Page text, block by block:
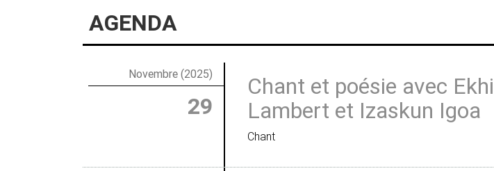
AGENDA
Novembre (2025)
29
Chant et poésie avec Ekhi
Lambert et Izaskun Igoa
Chant